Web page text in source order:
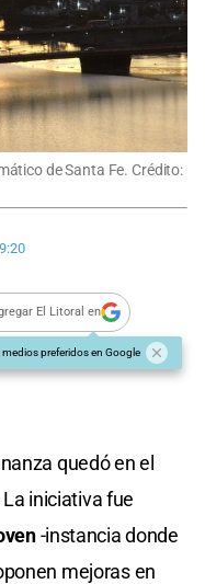
de Santa Fe. Crédito:
9:20
El Litoral en
medios preferidos en Google
quedó en el
La iniciativa fue
-instancia donde
mejoras en